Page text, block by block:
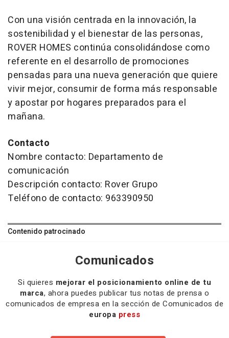
Con una visión centrada en la innovación, la
sostenibilidad y el bienestar de las personas,
ROVER HOMES continúa consolidándose como
referente en el desarrollo de promociones
pensadas para una nueva generación que quiere
vivir mejor, consumir de forma más responsable
y apostar por hogares preparados para el
mañana.
Contacto
Nombre contacto: Departamento de
comunicación
Descripción contacto: Rover Grupo
Teléfono de contacto: 963390950
Contenido patrocinado
Comunicados
Si quieres mejorar el posicionamiento online de tu
marca, ahora puedes publicar tus notas de prensa o
comunicados de empresa en la sección de Comunicados de
europa press